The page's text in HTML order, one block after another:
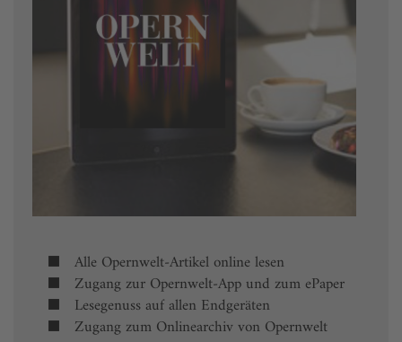
Alle Opernwelt-Artikel online lesen
Zugang zur Opernwelt-App und zum ePaper
Lesegenuss auf allen Endgeräten
Zugang zum Onlinearchiv von Opernwelt